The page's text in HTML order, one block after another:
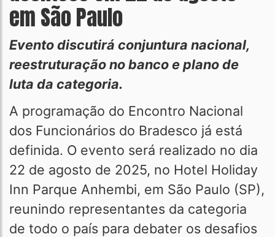
em São Paulo
Evento discutirá conjuntura nacional,
reestruturação no banco e plano de
luta da categoria.
A programação do Encontro Nacional
dos Funcionários do Bradesco já está
definida. O evento será realizado no dia
22 de agosto de 2025, no Hotel Holiday
Inn Parque Anhembi, em São Paulo (SP),
reunindo representantes da categoria
de todo o país para debater os desafios